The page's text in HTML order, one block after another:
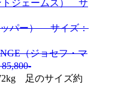
トジェームス） サ
ッパー） サイズ：
（ジョセフ・マ
足のサイズ約